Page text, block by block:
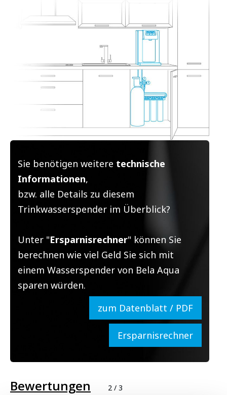
Sie benötigen weitere technische
Informationen,
bzw. alle Details zu diesem
Trinkwasserspender im Überblick?
Unter "Ersparnisrechner" können Sie
berechnen wie viel Geld Sie sich mit
einem Wasserspender von Bela Aqua
sparen würden.
zum Datenblatt / PDF
Ersparnisrechner
Bewertungen 2 / 3